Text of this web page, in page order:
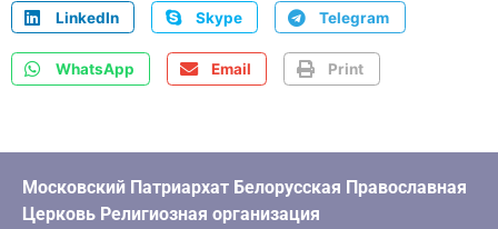
LinkedIn Skype Telegram
WhatsApp Email Print
Московский Патриархат Белорусская Православная
Церковь Религиозная организация